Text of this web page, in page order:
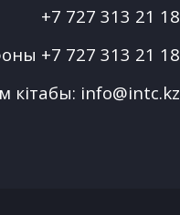
+7 727 313 21 18
+7 727 313 21 18
кітабы: info@intc.kz